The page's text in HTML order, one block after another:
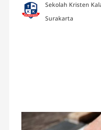
Sekolah Kristen
Surakarta